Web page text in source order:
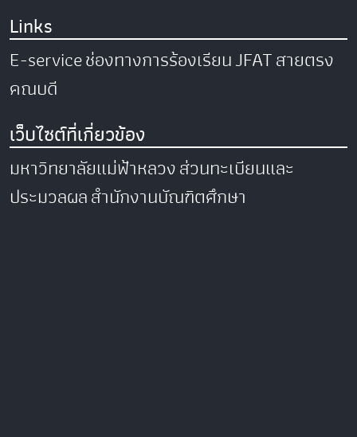
Links
E-serviceช่องทางการร้องเรียนJFATสายตรง
คณบดี
เว็บไซต์ที่เกี่ยวข้อง
มหาวิทยาลัยแม่ฟ้าหลวงส่วนทะเบียนและ
ประมวลผลสำนักงานบัณฑิตศึกษา